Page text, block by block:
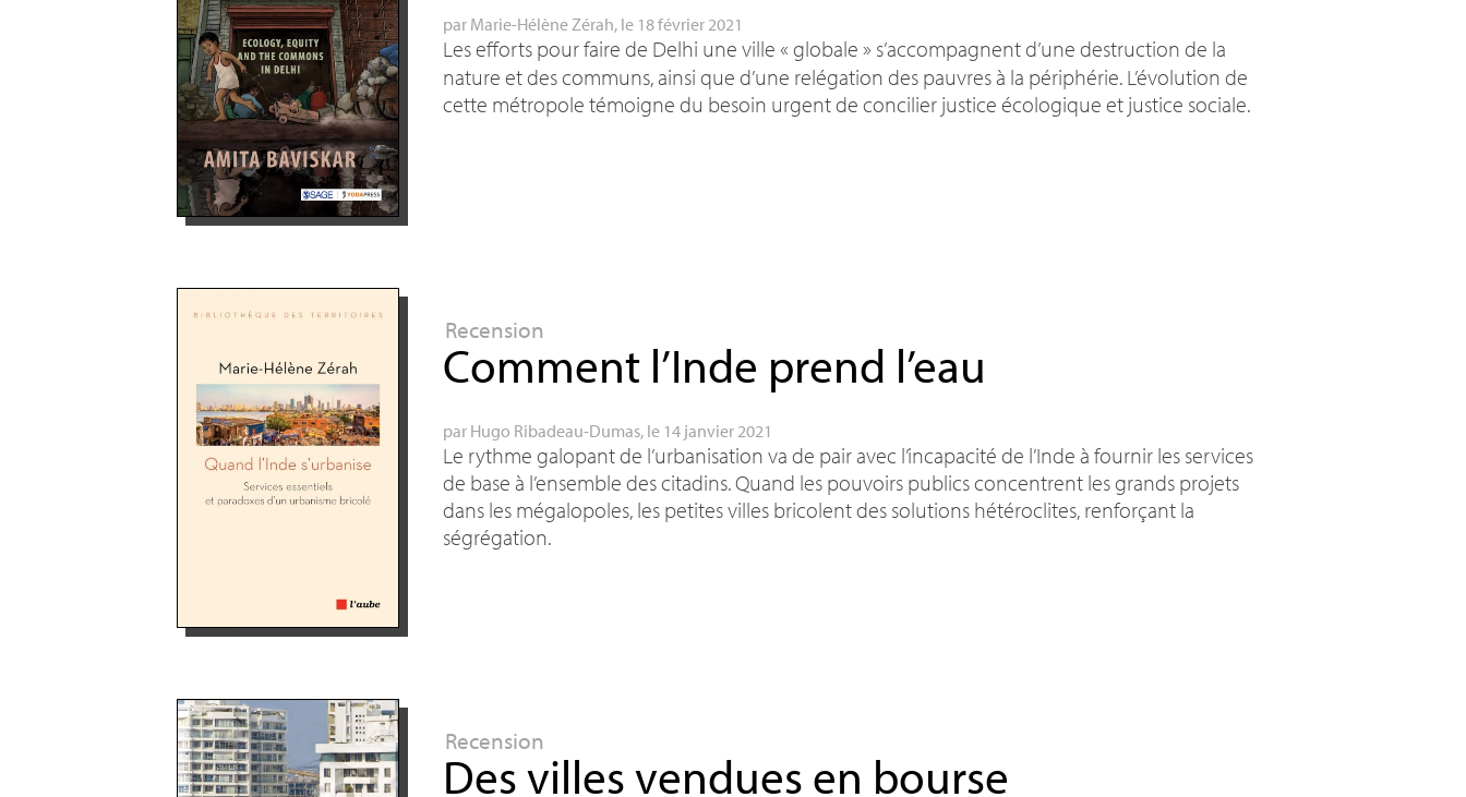
par Marie-Hélène Zérah, le 18 février 2021
Les efforts pour faire de Delhi une ville « globale » s’accompagnent d’une destruction de la
nature et des communs, ainsi que d’une relégation des pauvres à la périphérie. L’évolution de
cette métropole témoigne du besoin urgent de concilier justice écologique et justice sociale.
Recension
Comment l’Inde prend l’eau
par Hugo Ribadeau-Dumas, le 14 janvier 2021
Le rythme galopant de l’urbanisation va de pair avec l’incapacité de l’Inde à fournir les services
de base à l’ensemble des citadins. Quand les pouvoirs publics concentrent les grands projets
dans les mégalopoles, les petites villes bricolent des solutions hétéroclites, renforçant la
ségrégation.
Recension
Des villes vendues en bourse